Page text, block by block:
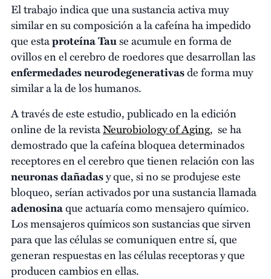
El trabajo indica que una sustancia activa muy
similar en su composición a la cafeína ha impedido
que estaproteína Tause acumule en forma de
ovillos en el cerebro de roedores que desarrollan las
enfermedades neurodegenerativasde forma muy
similar a la de los humanos.
A través de este estudio, publicado en la edición
online de la revistaNeurobiology of Aging, se ha
demostrado que la cafeína bloquea determinados
receptores en el cerebro que tienen relación con las
neuronas dañadasy que, si no se produjese este
bloqueo, serían activados por una sustancia llamada
adenosinaque actuaría como mensajero químico.
Los mensajeros químicos son sustancias que sirven
para que las células se comuniquen entre sí, que
generan respuestas en las células receptoras y que
producen cambios en ellas.